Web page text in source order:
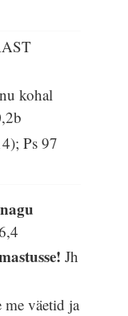
kohal
Ps 97
Jh
me väetid ja